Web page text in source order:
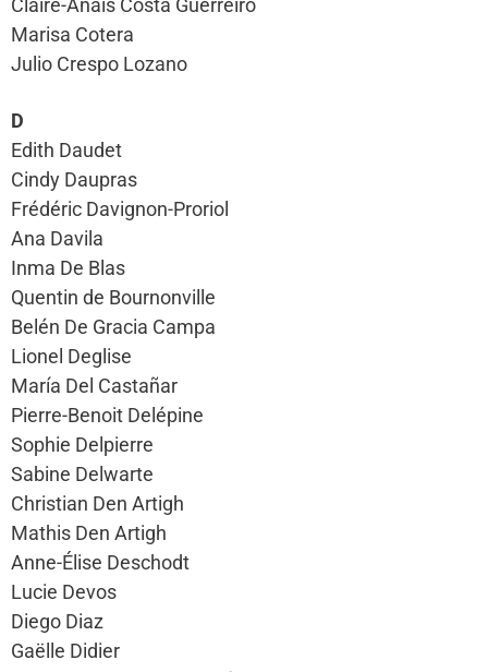
Claire-Anaïs Costa Guerreiro
Marisa Cotera
Julio Crespo Lozano
D
Edith Daudet
Cindy Daupras
Frédéric Davignon-Proriol
Ana Davila
Inma De Blas
Quentin de Bournonville
Belén De Gracia Campa
Lionel Deglise
María Del Castañar
Pierre-Benoit Delépine
Sophie Delpierre
Sabine Delwarte
Christian Den Artigh
Mathis Den Artigh
Anne-Élise Deschodt
Lucie Devos
Diego Diaz
Gaëlle Didier